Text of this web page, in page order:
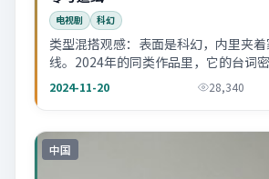
电视剧 科幻
类型混搭观感：表面是科幻，内里夹
线。2024年的同类作品里，它的台词
欢「听戏」的人。
2024-11-20 28,340
中国